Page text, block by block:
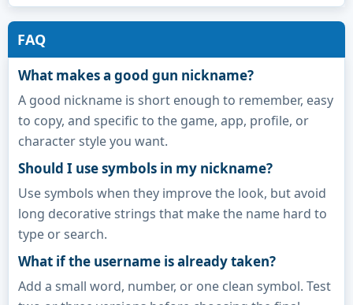
FAQ
What makes a good gun nickname?
A good nickname is short enough to remember, easy
to copy, and specific to the game, app, profile, or
character style you want.
Should I use symbols in my nickname?
Use symbols when they improve the look, but avoid
long decorative strings that make the name hard to
type or search.
What if the username is already taken?
Add a small word, number, or one clean symbol. Test